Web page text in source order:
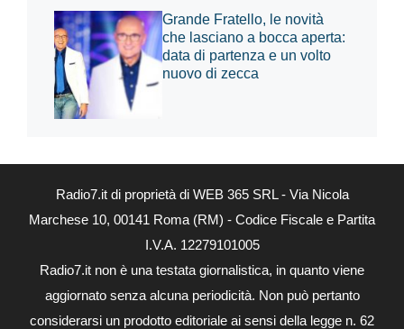
Grande Fratello, le novità
che lasciano a bocca aperta:
data di partenza e un volto
nuovo di zecca
Radio7.it di proprietà di WEB 365 SRL - Via Nicola
Marchese 10, 00141 Roma (RM) - Codice Fiscale e Partita
I.V.A. 12279101005
Radio7.it non è una testata giornalistica, in quanto viene
aggiornato senza alcuna periodicità. Non può pertanto
considerarsi un prodotto editoriale ai sensi della legge n. 62